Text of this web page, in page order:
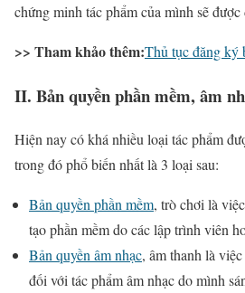
chứng minh tác phẩm của mình sẽ
>> Tham khảo thêm:Thủ tục đăng ký
II. Bản quyền phần mềm, âm
Hiện nay có khá nhiều loại tác phẩm
trong đó phổ biến nhất là 3 loại sau:
Bản quyền phần mềm, trò chơi là
tạo phần mềm do các lập trình viên
Bản quyền âm nhạc, âm thanh là
đối với tác phẩm âm nhạc do mình